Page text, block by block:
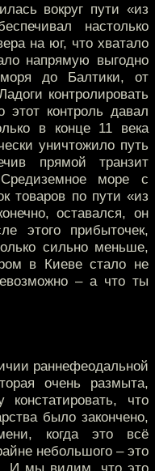
вокруг пути «из
настолько
на юг, что хватало
напрямую выгодно
до Балтики, от
контролировать
контроль давал
в конце 11 века
уничтожило путь
прямой транзит
море с
товаров по пути «из
оставался, он
этого прибыточек,
сильно меньше,
в Киеве стало не
– а что ты
раннефеодальной
очень размыта,
что
было закончено,
когда это всё
небольшого – это